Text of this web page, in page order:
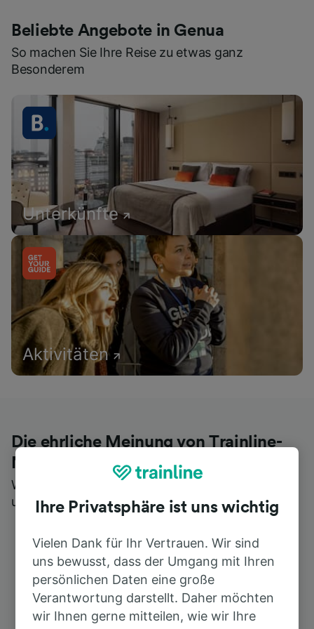
Beliebte Angebote in Genua
So machen Sie Ihre Reise zu etwas ganz
Besonderem
Unterkünfte
Aktivitäten
Die ehrliche Meinung von Trainline-
Nutzern
Wer könnte Ihnen besseres Feedback geben als
unsere Kunden selbst?
Ihre Privatsphäre ist uns wichtig
Vielen Dank für Ihr Vertrauen. Wir sind
uns bewusst, dass der Umgang mit Ihren
persönlichen Daten eine große
Verantwortung darstellt. Daher möchten
wir Ihnen gerne mitteilen, wie wir Ihre